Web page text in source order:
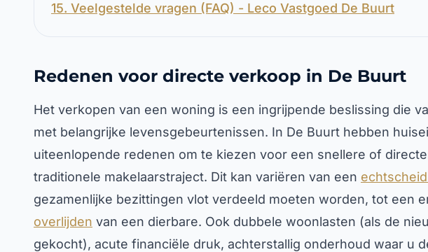
15. Veelgestelde vragen (FAQ) - Leco Vastgoed De Buurt
Redenen voor directe verkoop in De Buurt
Het verkopen van een woning is een ingrijpende beslissing die
met belangrijke levensgebeurtenissen. In De Buurt hebben
uiteenlopende redenen om te kiezen voor een snellere of
traditionele makelaarstraject. Dit kan variëren van een
gezamenlijke bezittingen vlot verdeeld moeten worden, tot een
overlijden van een dierbare. Ook dubbele woonlasten (als de
gekocht), acute financiële druk, achterstallig onderhoud waar u